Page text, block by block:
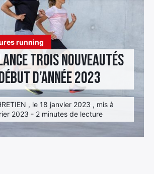
running
trois nouveautés
d’année 2023
, le 18 janvier 2023 , mis à
2023 - 2 minutes de lecture
de
menu
Élément
de
menu
Élément
de
menu